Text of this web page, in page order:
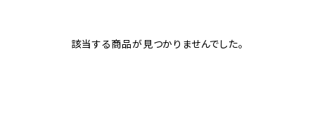
該当する商品が見つかりませんでした。